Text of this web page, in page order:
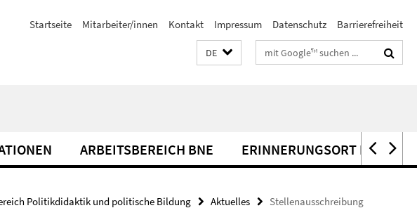
Startseite Mitarbeiter/innen Kontakt Impressum Datenschutz Barrierefreiheit
DE Suchbegriffe
ARBEITSBEREICH BNE ERINNERUNGSORT
Politikdidaktik und politische Bildung Aktuelles
Stellenausschreibung